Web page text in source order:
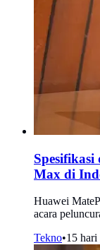
Max di
Huawei
acara
Tekno•15 hari